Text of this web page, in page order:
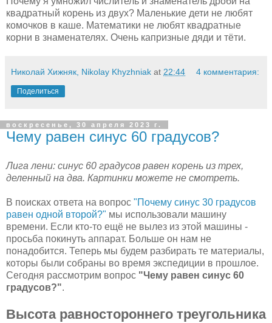
квадратный корень из двух? Маленькие дети не любят
комочков в каше. Математики не любят квадратные
корни в знаменателях. Очень капризные дяди и тёти.
Николай Хижняк, Nikolay Khyzhniak at 22:44 4 комментария:
Поделиться
воскресенье, 30 апреля 2023 г.
Чему равен синус 60 градусов?
Лига лени: синус 60 градусов равен корень из трех,
деленный на два. Картинки можете не смотреть.
В поисках ответа на вопрос "Почему синус 30 градусов
равен одной второй?" мы использовали машину
времени. Если кто-то ещё не вылез из этой машины -
просьба покинуть аппарат. Больше он нам не
понадобится. Теперь мы будем разбирать те материалы,
которы были собраны во время экспедиции в прошлое.
Сегодня рассмотрим вопрос "Чему равен синус 60
градусов?".
Высота равностороннего треугольника